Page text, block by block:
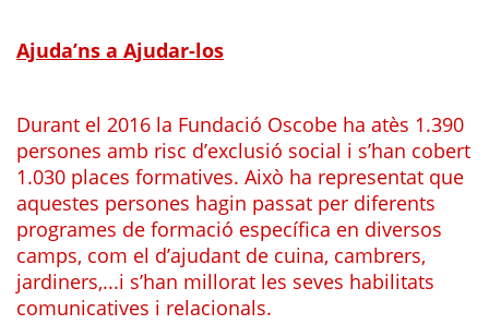
Ajuda’ns a Ajudar-los
Durant el 2016 la Fundació Oscobe ha atès 1.390
persones amb risc d’exclusió social i s’han cobert
1.030 places formatives. Això ha representat que
aquestes persones hagin passat per diferents
programes de formació específica en diversos
camps, com el d’ajudant de cuina, cambrers,
jardiners,...i s’han millorat les seves habilitats
comunicatives i relacionals.